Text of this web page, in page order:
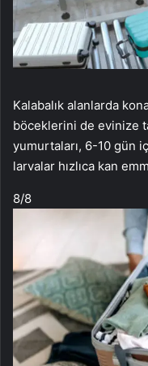
Kalabalık alanlarda
böceklerini de evinize
yumurtaları, 6-10 gün
larvalar hızlıca kan
8/8